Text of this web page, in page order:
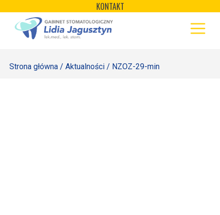
content
KONTAKT ×
STRONA GŁÓWNA
REJESTRACJA
Strona główna / Aktualności / NZOZ-29-min